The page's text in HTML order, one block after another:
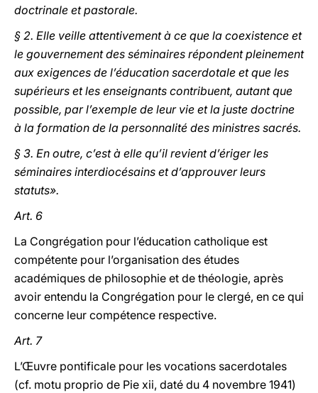
doctrinale et pastorale.
§ 2. Elle veille attentivement à ce que la coexistence et
le gouvernement des séminaires répondent pleinement
aux exigences de l’éducation sacerdotale et que les
supérieurs et les enseignants contribuent, autant que
possible, par l’exemple de leur vie et la juste doctrine
à la formation de la personnalité des ministres sacrés.
§ 3. En outre, c’est à elle qu’il revient d’ériger les
séminaires interdiocésains et d’approuver leurs
statuts».
Art. 6
La Congrégation pour l’éducation catholique est
compétente pour l’organisation des études
académiques de philosophie et de théologie, après
avoir entendu la Congrégation pour le clergé, en ce qui
concerne leur compétence respective.
Art. 7
L’Œuvre pontificale pour les vocations sacerdotales
(cf. motu proprio de Pie xii, daté du 4 novembre 1941)